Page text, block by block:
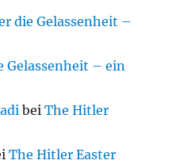
die Gelassenheit –
Gelassenheit – ein
beiThe Hitler
The Hitler Easter